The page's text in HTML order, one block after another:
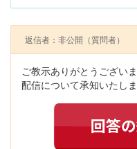
返信者：非公開 （質問者）
ご教示ありがとうございま
配信について承知いた